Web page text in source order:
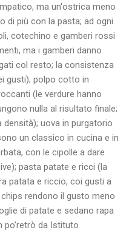
ma un'ostrica meno
di più con la pasta; ad ogni
cotechino e gamberi rossi
ma i gamberi danno
col resto; la consistenza
gusti); polpo cotto in
(le verdure hanno
nulla al risultato finale;
uova in purgatorio
un classico in cucina e in
con le cipolle a dare
pasta patate e ricci (la
patata e riccio, coi gusti a
rendono il gusto meno
di patate e sedano rapa
po'retrò da Istituto